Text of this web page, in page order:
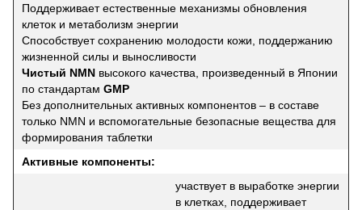
Поддерживает естественные механизмы обновления
клеток и метаболизм энергии
Способствует сохранению молодости кожи, поддержанию
жизненной силы и выносливости
Чистый NMN высокого качества, произведенный в Японии
по стандартам GMP
Без дополнительных активных компонентов – в составе
только NMN и вспомогательные безопасные вещества для
формирования таблетки
Активные компоненты:
участвует в выработке энергии
в клетках, поддерживает